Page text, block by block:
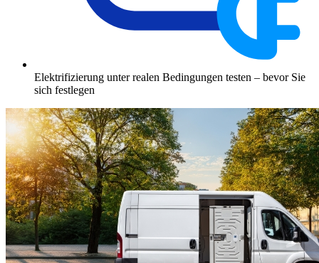
Elektrifizierung unter realen Bedingungen testen – bevor Sie
sich festlegen